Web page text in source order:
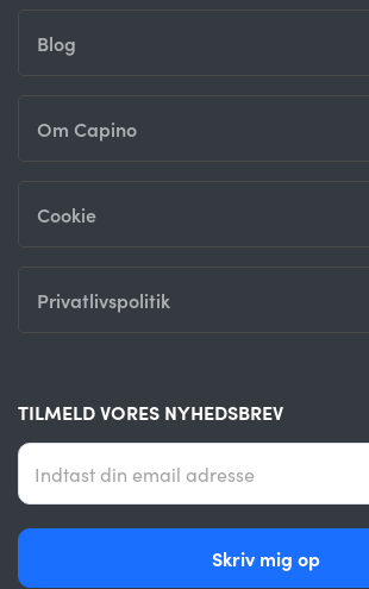
Blog
Om Capino
Cookie
Privatlivspolitik
TILMELD VORES NYHEDSBREV